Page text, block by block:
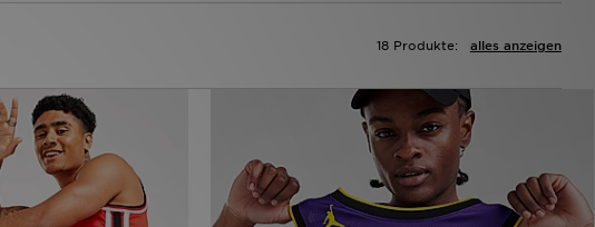
alles anzeigen
18 Produkte: